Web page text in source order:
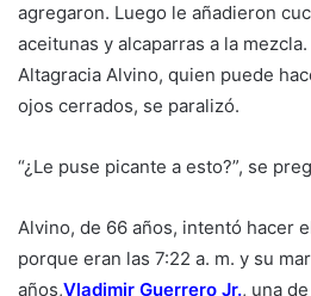
agregaron. Luego le añadieron
aceitunas y alcaparras a la
Altagracia Alvino, quien puede
ojos cerrados, se paralizó.
“¿Le puse picante a esto?”, se
Alvino, de 66 años, intentó hacer
porque eran las 7:22 a. m. y su
años,Vladimir Guerrero Jr., una